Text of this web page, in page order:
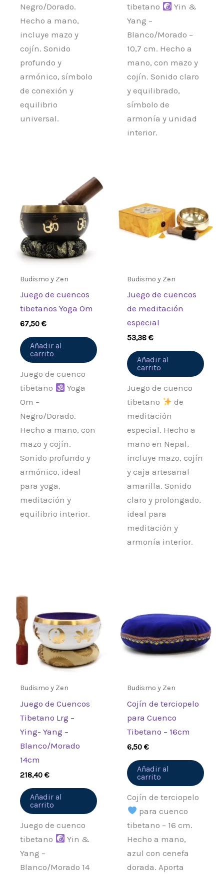
Negro/Dorado.
Hecho a mano,
incluye mazo y
cojín. Sonido
profundo y
armónico, símbolo
de conexión y
equilibrio
universal.
tibetano
Yin &
Yang –
Blanco/Morado –
10,7 cm. Hecho a
mano, con mazo y
cojín. Sonido claro
y equilibrado,
símbolo de
armonía y unidad
interior.
Budismo y Zen
Juego de cuencos
tibetanos Yoga Om
67,50€
Añadir al
carrito
Juego de cuenco
tibetano
Yoga
Om –
Negro/Dorado.
Hecho a mano, con
mazo y cojín.
Sonido profundo y
armónico, ideal
para yoga,
meditación y
equilibrio interior.
Budismo y Zen
Juego de cuencos
de meditación
especial
53,38€
Añadir al
carrito
Juego de cuenco
tibetano
de
meditación
especial. Hecho a
mano en Nepal,
incluye mazo, cojín
y caja artesanal
amarilla. Sonido
claro y prolongado,
ideal para
meditación y
armonía interior.
Budismo y Zen
Juego de Cuencos
Tibetano Lrg –
Ying- Yang –
Blanco/Morado
14cm
218,40€
Añadir al
carrito
Juego de cuenco
tibetano
Yin &
Yang –
Blanco/Morado 14
Budismo y Zen
Cojín de terciopelo
para Cuenco
Tibetano – 16cm
6,50€
Añadir al
carrito
Cojín de terciopelo
para cuenco
tibetano – 16 cm.
Hecho a mano,
azul con cenefa
dorada. Aporta